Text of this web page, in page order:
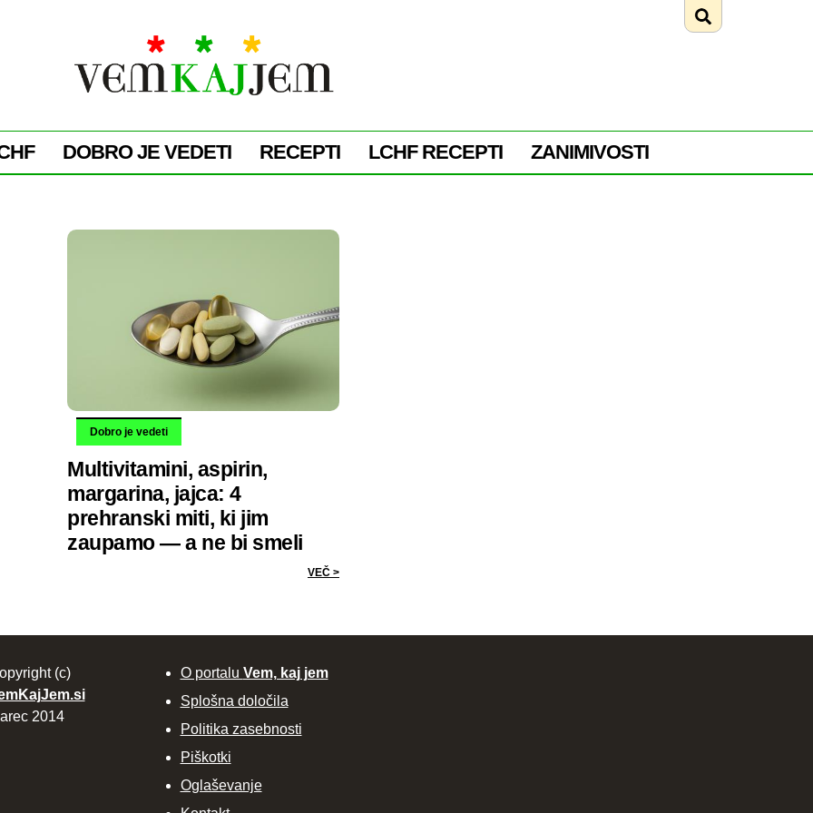
DOBRO JE VEDETI RECEPTI LCHF RECEPTI ZANIMIVOSTI
Dobro je vedeti
Multivitamini, aspirin,
margarina, jajca: 4
prehranski miti, ki jim
zaupamo — a ne bi smeli
VEČ >
(c)
2014
O portalu Vem, kaj jem
Splošna določila
Politika zasebnosti
Piškotki
Oglaševanje